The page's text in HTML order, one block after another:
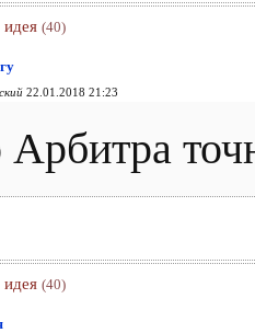
(40)
22.01.2018 21:23
Арбитра
(40)